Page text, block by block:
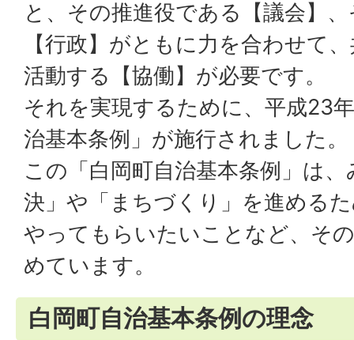
と、その推進役である【議会】
【行政】がともに力を合わせて
活動する【協働】が必要です。
それを実現するために、平成23
治基本条例」が施行されました。
この「白岡町自治基本条例」は
決」や「まちづくり」を進める
やってもらいたいことなど、そ
めています。
白岡町自治基本条例の理念